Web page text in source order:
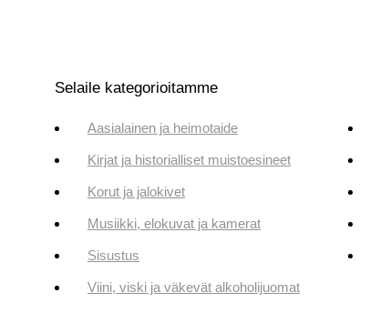
Selaile kategorioitamme
Aasialainen ja heimotaide
Kirjat ja historialliset muistoesineet
Korut ja jalokivet
Musiikki, elokuvat ja kamerat
Sisustus
Viini, viski ja väkevät alkoholijuomat